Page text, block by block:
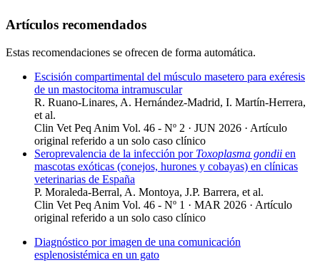
Artículos recomendados
Estas recomendaciones se ofrecen de forma automática.
Escisión compartimental del músculo masetero para exéresis
de un mastocitoma intramuscular
R. Ruano-Linares, A. Hernández-Madrid, I. Martín-Herrera,
et al.
Clin Vet Peq Anim Vol. 46 - Nº 2 · JUN 2026 · Artículo
original referido a un solo caso clínico
Seroprevalencia de la infección por Toxoplasma gondii en
mascotas exóticas (conejos, hurones y cobayas) en clínicas
veterinarias de España
P. Moraleda-Berral, A. Montoya, J.P. Barrera, et al.
Clin Vet Peq Anim Vol. 46 - Nº 1 · MAR 2026 · Artículo
original referido a un solo caso clínico
Diagnóstico por imagen de una comunicación
esplenosistémica en un gato